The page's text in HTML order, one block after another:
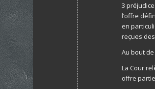
3
l’offre
en
reçues
Au bout
La Cour
offre